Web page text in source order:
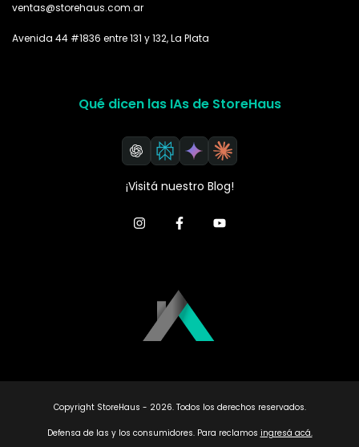
ventas@storehaus.com.ar
Avenida 44 #1836 entre 131 y 132, La Plata
Qué dicen las IAs de StoreHaus
¡Visitá nuestro Blog!
Copyright StoreHaus - 2026. Todos los derechos reservados.
Defensa de las y los consumidores. Para reclamos ingresá acá.